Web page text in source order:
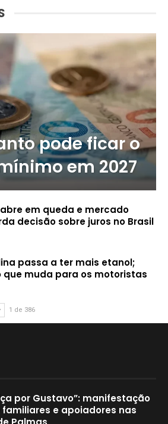
pode ficar o
em 2027
em queda e mercado
decisão sobre juros no Brasil
passa a ter mais etanol;
que muda para os motoristas
1 de 386
por Gustavo”: manifestação
familiares e apoiadores nas